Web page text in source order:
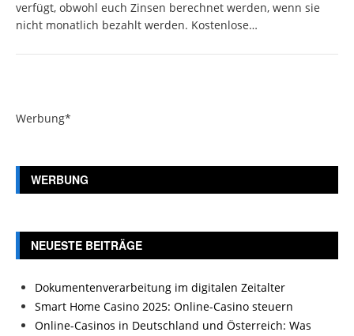
verfügt, obwohl euch Zinsen berechnet werden, wenn sie
nicht monatlich bezahlt werden. Kostenlose…
Werbung*
WERBUNG
NEUESTE BEITRÄGE
Dokumentenverarbeitung im digitalen Zeitalter
Smart Home Casino 2025: Online-Casino steuern
Online-Casinos in Deutschland und Österreich: Was